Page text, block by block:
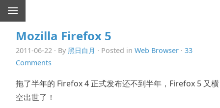
Mozilla Firefox 5
2011-06-22 · By 黑日白月 · Posted in Web Browser · 33
Comments
拖了半年的 Firefox 4 正式发布还不到半年，Firefox 5 又横
空出世了！